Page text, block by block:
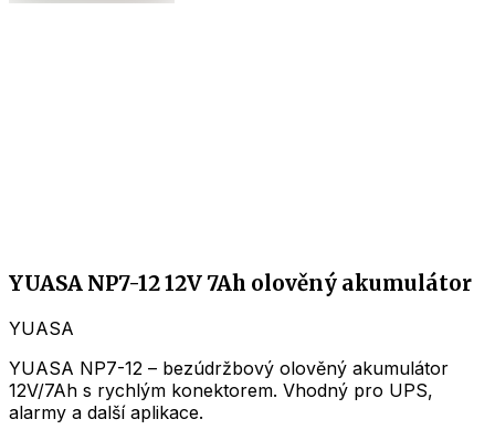
YUASA NP7-12 12V 7Ah olověný akumulátor
YUASA
YUASA NP7-12 – bezúdržbový olověný akumulátor
12V/7Ah s rychlým konektorem. Vhodný pro UPS,
alarmy a další aplikace.